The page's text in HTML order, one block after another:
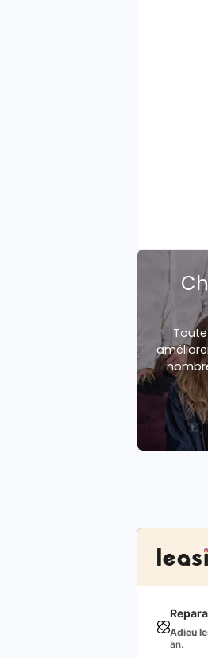
Adieu
an.